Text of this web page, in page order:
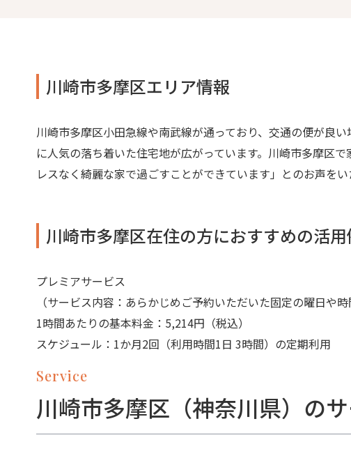
川崎市多摩区エリア情報
川崎市多摩区小田急線や南武線が通っており、交通の便が良
に人気の落ち着いた住宅地が広がっています。川崎市多摩区
レスなく綺麗な家で過ごすことができています」とのお声をい
川崎市多摩区在住の方におすすめの活用
プレミアサービス
（サービス内容：あらかじめご予約いただいた固定の曜日や
1時間あたりの基本料金：5,214円（税込）
スケジュール：1か月2回（利用時間1日 3時間）の定期利用
Service
川崎市多摩区（神奈川県）の